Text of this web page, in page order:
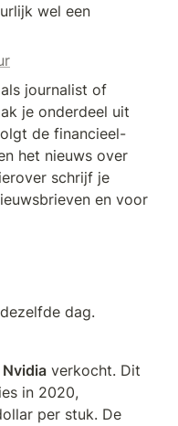
wel een
journalist of
je onderdeel uit
de financieel-
het nieuws over
schrijf je
en voor
dag.
Nvidia verkocht. Dit
in 2020,
per stuk. De